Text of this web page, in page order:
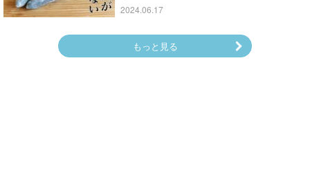
2024.06.17
もっと見る